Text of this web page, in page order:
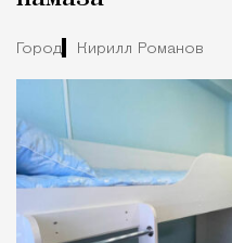
Город Кирилл Романов